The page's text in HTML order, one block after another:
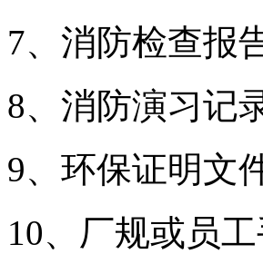
7、消防检查报
8、消防演习记
9、环保证明文
10、厂规或员